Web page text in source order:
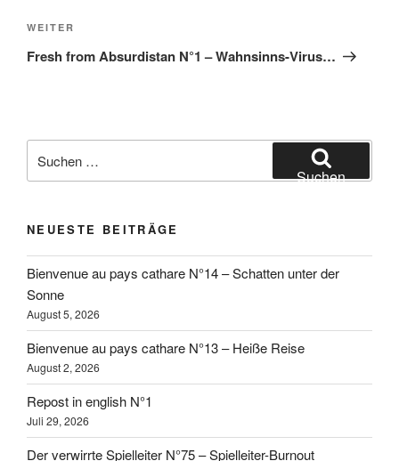
Nächster
Beitrag
WEITER
Fresh from Absurdistan N°1 – Wahnsinns-Virus…
nach:
Suchen
NEUESTE BEITRÄGE
Bienvenue au pays cathare N°14 – Schatten unter der
Sonne
August 5, 2026
Bienvenue au pays cathare N°13 – Heiße Reise
August 2, 2026
Repost in english N°1
Juli 29, 2026
Der verwirrte Spielleiter N°75 – Spielleiter-Burnout